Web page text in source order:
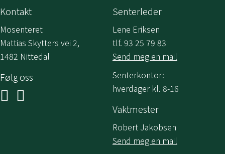
Kontakt
Mosenteret
Mattias Skytters vei 2,
1482 Nittedal
Følg oss
Senterleder
Lene Eriksen
tlf. 93 25 79 83
Send meg en mail
Senterkontor:
hverdager kl. 8-16
Vaktmester
Robert Jakobsen
Send meg en mail